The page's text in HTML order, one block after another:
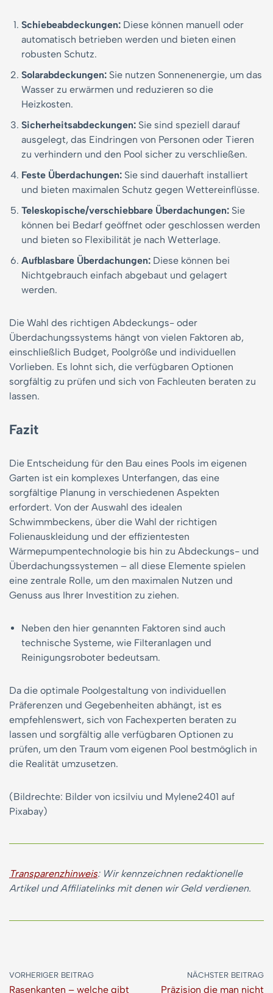
Schiebeabdeckungen: Diese können manuell oder
automatisch betrieben werden und bieten einen
robusten Schutz.
Solarabdeckungen: Sie nutzen Sonnenenergie, um das
Wasser zu erwärmen und reduzieren so die
Heizkosten.
Sicherheitsabdeckungen: Sie sind speziell darauf
ausgelegt, das Eindringen von Personen oder Tieren
zu verhindern und den Pool sicher zu verschließen.
Feste Überdachungen: Sie sind dauerhaft installiert
und bieten maximalen Schutz gegen Wettereinflüsse.
Teleskopische/verschiebbare Überdachungen: Sie
können bei Bedarf geöffnet oder geschlossen werden
und bieten so Flexibilität je nach Wetterlage.
Aufblasbare Überdachungen: Diese können bei
Nichtgebrauch einfach abgebaut und gelagert
werden.
Die Wahl des richtigen Abdeckungs- oder
Überdachungssystems hängt von vielen Faktoren ab,
einschließlich Budget, Poolgröße und individuellen
Vorlieben. Es lohnt sich, die verfügbaren Optionen
sorgfältig zu prüfen und sich von Fachleuten beraten zu
lassen.
Fazit
Die Entscheidung für den Bau eines Pools im eigenen
Garten ist ein komplexes Unterfangen, das eine
sorgfältige Planung in verschiedenen Aspekten
erfordert. Von der Auswahl des idealen
Schwimmbeckens, über die Wahl der richtigen
Folienauskleidung und der effizientesten
Wärmepumpentechnologie bis hin zu Abdeckungs- und
Überdachungssystemen – all diese Elemente spielen
eine zentrale Rolle, um den maximalen Nutzen und
Genuss aus Ihrer Investition zu ziehen.
Neben den hier genannten Faktoren sind auch
technische Systeme, wie Filteranlagen und
Reinigungsroboter bedeutsam.
Da die optimale Poolgestaltung von individuellen
Präferenzen und Gegebenheiten abhängt, ist es
empfehlenswert, sich von Fachexperten beraten zu
lassen und sorgfältig alle verfügbaren Optionen zu
prüfen, um den Traum vom eigenen Pool bestmöglich in
die Realität umzusetzen.
(Bildrechte: Bilder von icsilviu und Mylene2401 auf
Pixabay)
Transparenzhinweis: Wir kennzeichnen redaktionelle
Artikel und Affiliatelinks mit denen wir Geld verdienen.
VORHERIGER BEITRAG
Rasenkanten – welche gibt
NÄCHSTER BEITRAG
Präzision die man nicht